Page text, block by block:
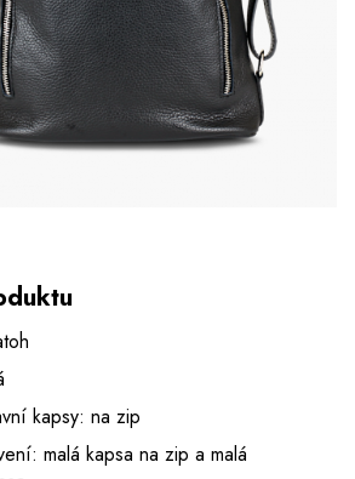
kapsy: na zip
malá kapsa na zip a malá